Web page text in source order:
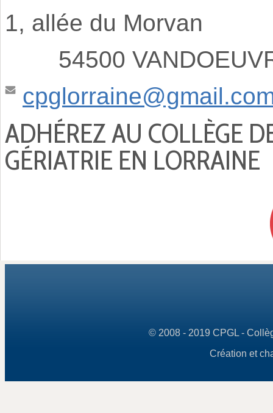
1, allée du Morvan
54500
ADHÉREZ AU COLLÈGE
GÉRIATRIE EN LORRAINE
© 2008 - 2019 CPGL -
Création et